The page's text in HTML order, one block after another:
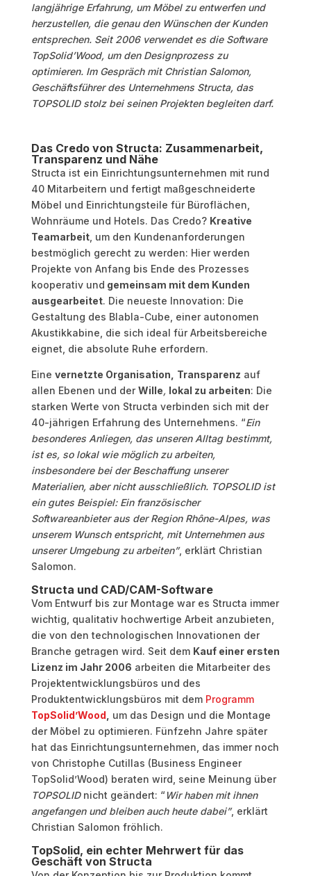
langjährige Erfahrung, um Möbel zu entwerfen und
herzustellen, die genau den Wünschen der Kunden
entsprechen. Seit 2006 verwendet es die Software
TopSolid’Wood, um den Designprozess zu
optimieren. Im Gespräch mit Christian Salomon,
Geschäftsführer des Unternehmens Structa, das
TOPSOLID stolz bei seinen Projekten begleiten darf.
Das Credo von Structa: Zusammenarbeit,
Transparenz und Nähe
Structa ist ein Einrichtungsunternehmen mit rund
40 Mitarbeitern und fertigt maßgeschneiderte
Möbel und Einrichtungsteile für Büroflächen,
Wohnräume und Hotels. Das Credo? Kreative
Teamarbeit, um den Kundenanforderungen
bestmöglich gerecht zu werden: Hier werden
Projekte von Anfang bis Ende des Prozesses
kooperativ und gemeinsam mit dem Kunden
ausgearbeitet. Die neueste Innovation: Die
Gestaltung des Blabla-Cube, einer autonomen
Akustikkabine, die sich ideal für Arbeitsbereiche
eignet, die absolute Ruhe erfordern.
Eine vernetzte Organisation, Transparenz auf
allen Ebenen und derWille, lokal zu arbeiten: Die
starken Werte von Structa verbinden sich mit der
40-jährigen Erfahrung des Unternehmens. “Ein
besonderes Anliegen, das unseren Alltag bestimmt,
ist es, so lokal wie möglich zu arbeiten,
insbesondere bei der Beschaffung unserer
Materialien, aber nicht ausschließlich. TOPSOLID ist
ein gutes Beispiel: Ein französischer
Softwareanbieter aus der Region Rhône-Alpes, was
unserem Wunsch entspricht, mit Unternehmen aus
unserer Umgebung zu arbeiten”, erklärt Christian
Salomon.
Structa und CAD/CAM-Software
Vom Entwurf bis zur Montage war es Structa immer
wichtig, qualitativ hochwertige Arbeit anzubieten,
die von den technologischen Innovationen der
Branche getragen wird. Seit dem Kauf einer ersten
Lizenz im Jahr 2006 arbeiten die Mitarbeiter des
Projektentwicklungsbüros und des
Produktentwicklungsbüros mit dem Programm
TopSolid’Wood
um das Design und die Montage
der Möbel zu optimieren. Fünfzehn Jahre später
hat das Einrichtungsunternehmen, das immer noch
von Christophe Cutillas (Business Engineer
TopSolid’Wood) beraten wird, seine Meinung über
TOPSOLIDnicht geändert: “ Wir haben mit ihnen
angefangen und bleiben auch heute dabei”, erklärt
Christian Salomon fröhlich.
TopSolid, ein echter Mehrwert für das
Geschäft von Structa